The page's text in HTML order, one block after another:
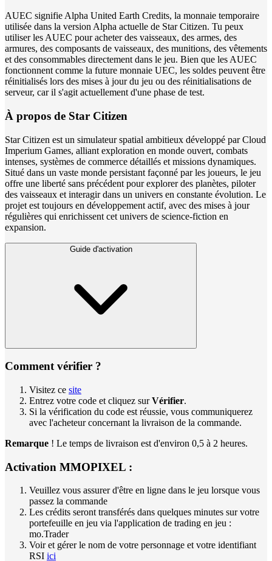
AUEC signifie Alpha United Earth Credits, la monnaie temporaire
utilisée dans la version Alpha actuelle de Star Citizen. Tu peux
utiliser les AUEC pour acheter des vaisseaux, des armes, des
armures, des composants de vaisseaux, des munitions, des vêtements
et des consommables directement dans le jeu. Bien que les AUEC
fonctionnent comme la future monnaie UEC, les soldes peuvent être
réinitialisés lors des mises à jour du jeu ou des réinitialisations de
serveur, car il s'agit actuellement d'une phase de test.
À propos de Star Citizen
Star Citizen est un simulateur spatial ambitieux développé par Cloud
Imperium Games, alliant exploration en monde ouvert, combats
intenses, systèmes de commerce détaillés et missions dynamiques.
Situé dans un vaste monde persistant façonné par les joueurs, le jeu
offre une liberté sans précédent pour explorer des planètes, piloter
des vaisseaux et interagir dans un univers en constante évolution. Le
projet est toujours en développement actif, avec des mises à jour
régulières qui enrichissent cet univers de science-fiction en
expansion.
Guide d'activation
Comment vérifier ?
Visitez ce site
Entrez votre code et cliquez surVérifier.
Si la vérification du code est réussie, vous communiquerez
avec l'acheteur concernant la livraison de la commande.
Remarque ! Le temps de livraison est d'environ 0,5 à 2 heures.
Activation MMOPIXEL :
Veuillez vous assurer d'être en ligne dans le jeu lorsque vous
passez la commande
Les crédits seront transférés dans quelques minutes sur votre
portefeuille en jeu via l'application de trading en jeu :
mo.Trader
Voir et gérer le nom de votre personnage et votre identifiant
RSI ici